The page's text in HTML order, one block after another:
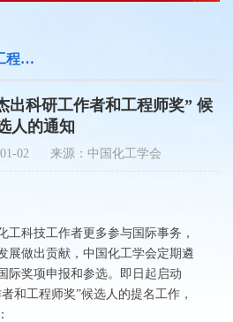
奖
出科研工作者和工程师奖” 候
人的通知
01-02 来源：中国化工学会
科技工作者更多参与国际事务，
展做出贡献，中国化工学会定期遴
际奖项申报和参选。即日起启动
和工程师奖”候选人的提名工作，